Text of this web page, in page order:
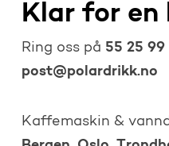
Klar for
Ring oss på 55 25 99
post@polardrikk.no
Kaffemaskin &